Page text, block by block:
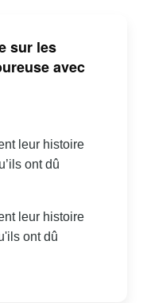
sur les
avec
leur histoire
ont dû
leur histoire
ont dû